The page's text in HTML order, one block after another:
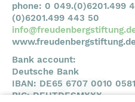
phone: 0 049.(0)6201.499
(0)6201.499 443 50
www.freudenbergstiftung.de
Bank account:
Deutsche Bank
IBAN: DE65 6707 0010
BIC: DEUTDESMXXX